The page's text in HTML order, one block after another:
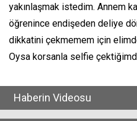
yakınlaşmak istedim. Annem
öğrenince endişeden deliye
dikkatini çekmemem için
Oysa korsanla selfie
Haberin Videosu